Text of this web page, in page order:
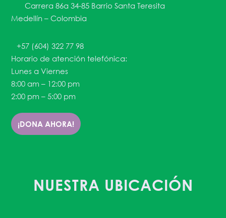
Carrera 86a 34-85 Barrio Santa Teresita
Medellín – Colombia
+57 (604) 322 77 98
Horario de atención telefónica:
Lunes a Viernes
8:00 am – 12:00 pm
2:00 pm – 5:00 pm
¡DONA AHORA!
NUESTRA UBICACIÓN